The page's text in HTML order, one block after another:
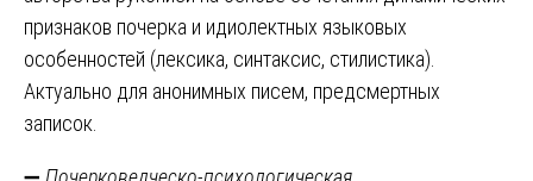
признаков почерка и идиолектных языковых
особенностей (лексика, синтаксис, стилистика).
Актуально для анонимных писем, предсмертных
записок.